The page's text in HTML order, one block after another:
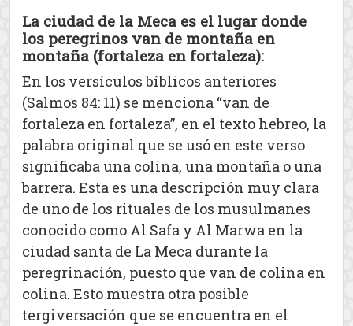
La ciudad de la Meca es el lugar donde
los peregrinos van de montaña en
montaña (fortaleza en fortaleza):
En los versículos bíblicos anteriores
(Salmos 84: 11) se menciona “van de
fortaleza en fortaleza”, en el texto hebreo, la
palabra original que se usó en este verso
significaba una colina, una montaña o una
barrera. Esta es una descripción muy clara
de uno de los rituales de los musulmanes
conocido como Al Safa y Al Marwa en la
ciudad santa de La Meca durante la
peregrinación, puesto que van de colina en
colina. Esto muestra otra posible
tergiversación que se encuentra en el